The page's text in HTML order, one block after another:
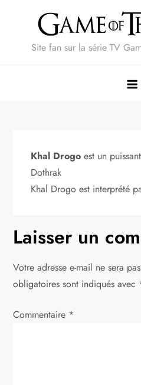
Site fan sur la série TV
Khal Drogo est un
Dothrak
Khal Drogo est interprété
Laisser un
Votre adresse e-mail ne sera
obligatoires sont indiqués avec
Commentaire *